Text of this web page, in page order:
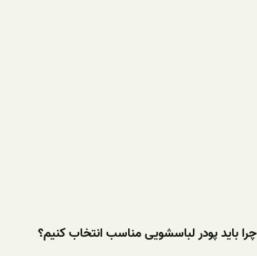
چرا باید پودر لباسشویی مناسب انتخاب کنیم؟